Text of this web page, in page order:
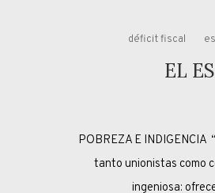
déficit fiscal
EL
POBREZA E
tanto unionistas como
ingeniosa: